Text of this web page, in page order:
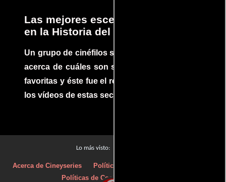
Las mejores escenas de acción
en la Historia del cine
Un grupo de cinéfilos se juntaron para debatir
acerca de cuáles son sus escenas de acción
favoritas y éste fue el resultado. No te pierdas
los vídeos de estas secuencias inolvidables.
Lo más visto:
Acerca de Cineyseries Políticas de privacidad
Políticas de Cookies